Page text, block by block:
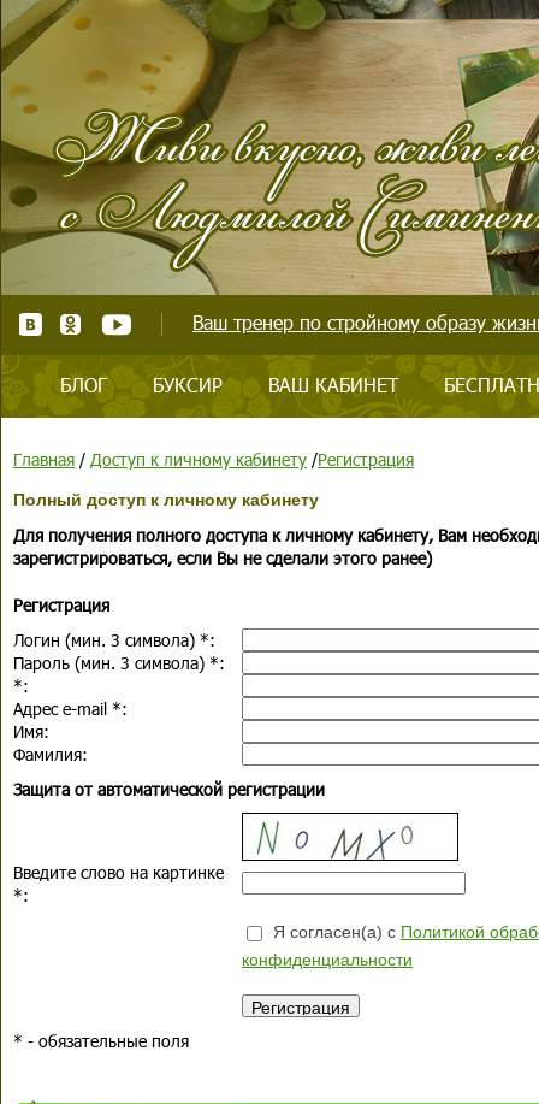
Ваш тренер по стройному образу
БЛОГ БУКСИР ВАШ КАБИНЕТ
Главная / Доступ к личному кабинету /Регистрация
Полный доступ к личному кабинету
Для получения полного доступа к личному кабинету, Вам
зарегистрироваться, если Вы не сделали этого ранее)
Регистрация
Логин (мин. 3 символа) *:
Пароль (мин. 3 символа) *:
*:
Адрес e-mail *:
Имя:
Фамилия:
Защита от автоматической регистрации
Введите слово на картинке
*:
Я согласен(а) с Политикой
конфиденциальности
* - обязательные поля